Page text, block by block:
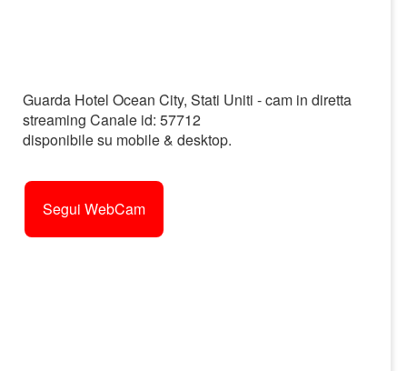
Guarda Hotel Ocean City, Stati Uniti - cam in diretta
streaming Canale id: 57712
disponibile su mobile & desktop.